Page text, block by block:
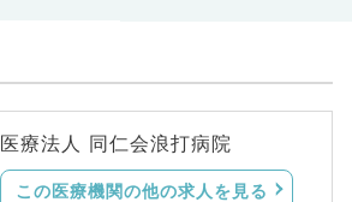
医療法人 同仁会浪打病院
この医療機関の他の求人を見る